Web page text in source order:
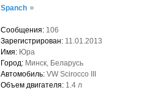
Spanch
Сообщения: 106
Зарегистрирован: 11.01.2013
Имя: Юра
Город: Минск, Беларусь
Автомобиль: VW Scirocco III
Объем двигателя: 1.4 л